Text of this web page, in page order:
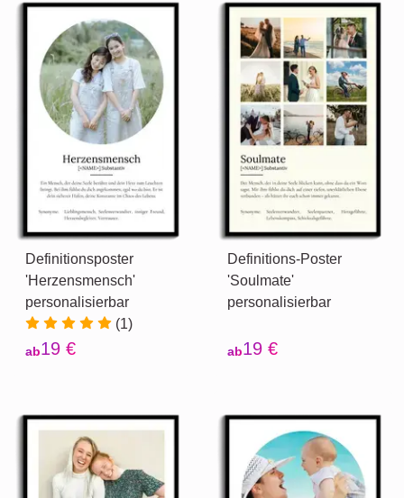
Definitionsposter
'Herzensmensch'
personalisierbar
(1)
ab19 €
Definitions-Poster
'Soulmate'
personalisierbar
ab19 €